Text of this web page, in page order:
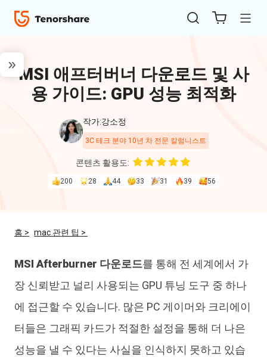
for iOS
iOS
iAnyGo
MSI 애프터버너 다운로드 및 사
용 가이드: GPU 성능 최적화
작가:강소정
3C 테크 분야 10년 차 전문 칼럼니스트
콘텐츠 활용도:
200 28 44 33 31 39 56
홈 > mac 관련 팁 >
MSI Afterburner 다운로드를 통해 전 세계에서 가
장 신뢰받고 널리 사용되는 GPU 튜닝 도구 중 하나
에 접근할 수 있습니다. 많은 PC 게이머와 크리에이
터들은 그래픽 카드가 적절한 설정을 통해 더 나은
성능을 낼 수 있다는 사실을 인식하지 못하고 있습